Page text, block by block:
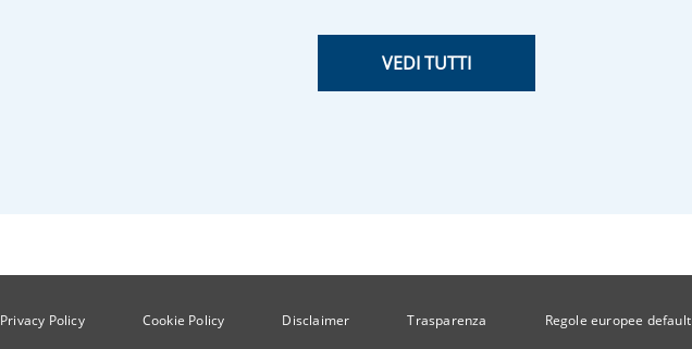
VEDI TUTTI
Privacy Policy Cookie Policy Disclaimer Trasparenza Regole europee default